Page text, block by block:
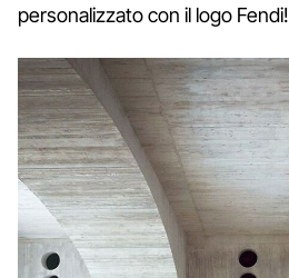
personalizzato con il logo Fendi!